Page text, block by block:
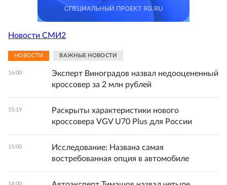
Новости СМИ2
НОВОСТИ ВАЖНЫЕ НОВОСТИ
16:00
Эксперт Виноградов назвал недооцененный
кроссовер за 2 млн рублей
15:19
Раскрыты характеристики нового
кроссовера VGV U70 Plus для России
15:00
Исследование: Названа самая
востребованная опция в автомобиле
14:00